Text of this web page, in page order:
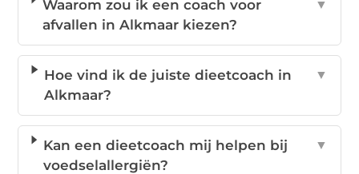
Waarom zou ik een coach voor
afvallen in Alkmaar kiezen?
▼
Hoe vind ik de juiste dieetcoach in
Alkmaar?
▼
Kan een dieetcoach mij helpen bij
voedselallergiën?
▼